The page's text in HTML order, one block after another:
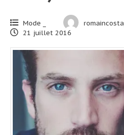
Mode _
romaincosta_
21 juillet 2016